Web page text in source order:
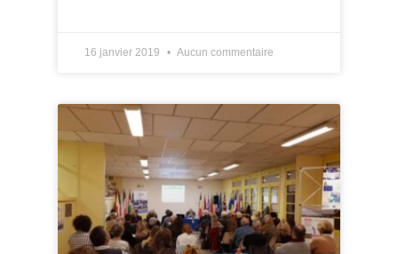
16 janvier 2019 Aucun commentaire